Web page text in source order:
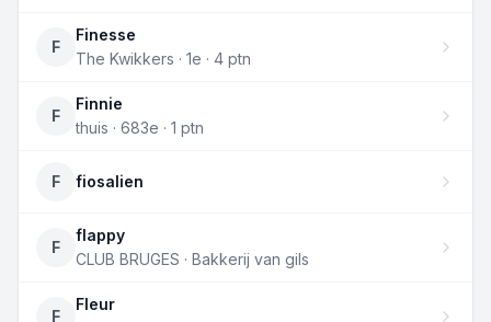
F
Finesse
The Kwikkers · 1e · 4 ptn
F
Finnie
thuis · 683e · 1 ptn
F fiosalien
F
flappy
CLUB BRUGES · Bakkerij van gils
F
Fleur